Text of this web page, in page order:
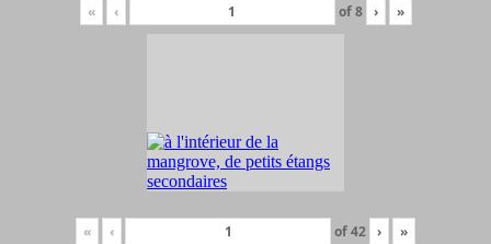
« ‹ of8 › »
« ‹ of42 › »